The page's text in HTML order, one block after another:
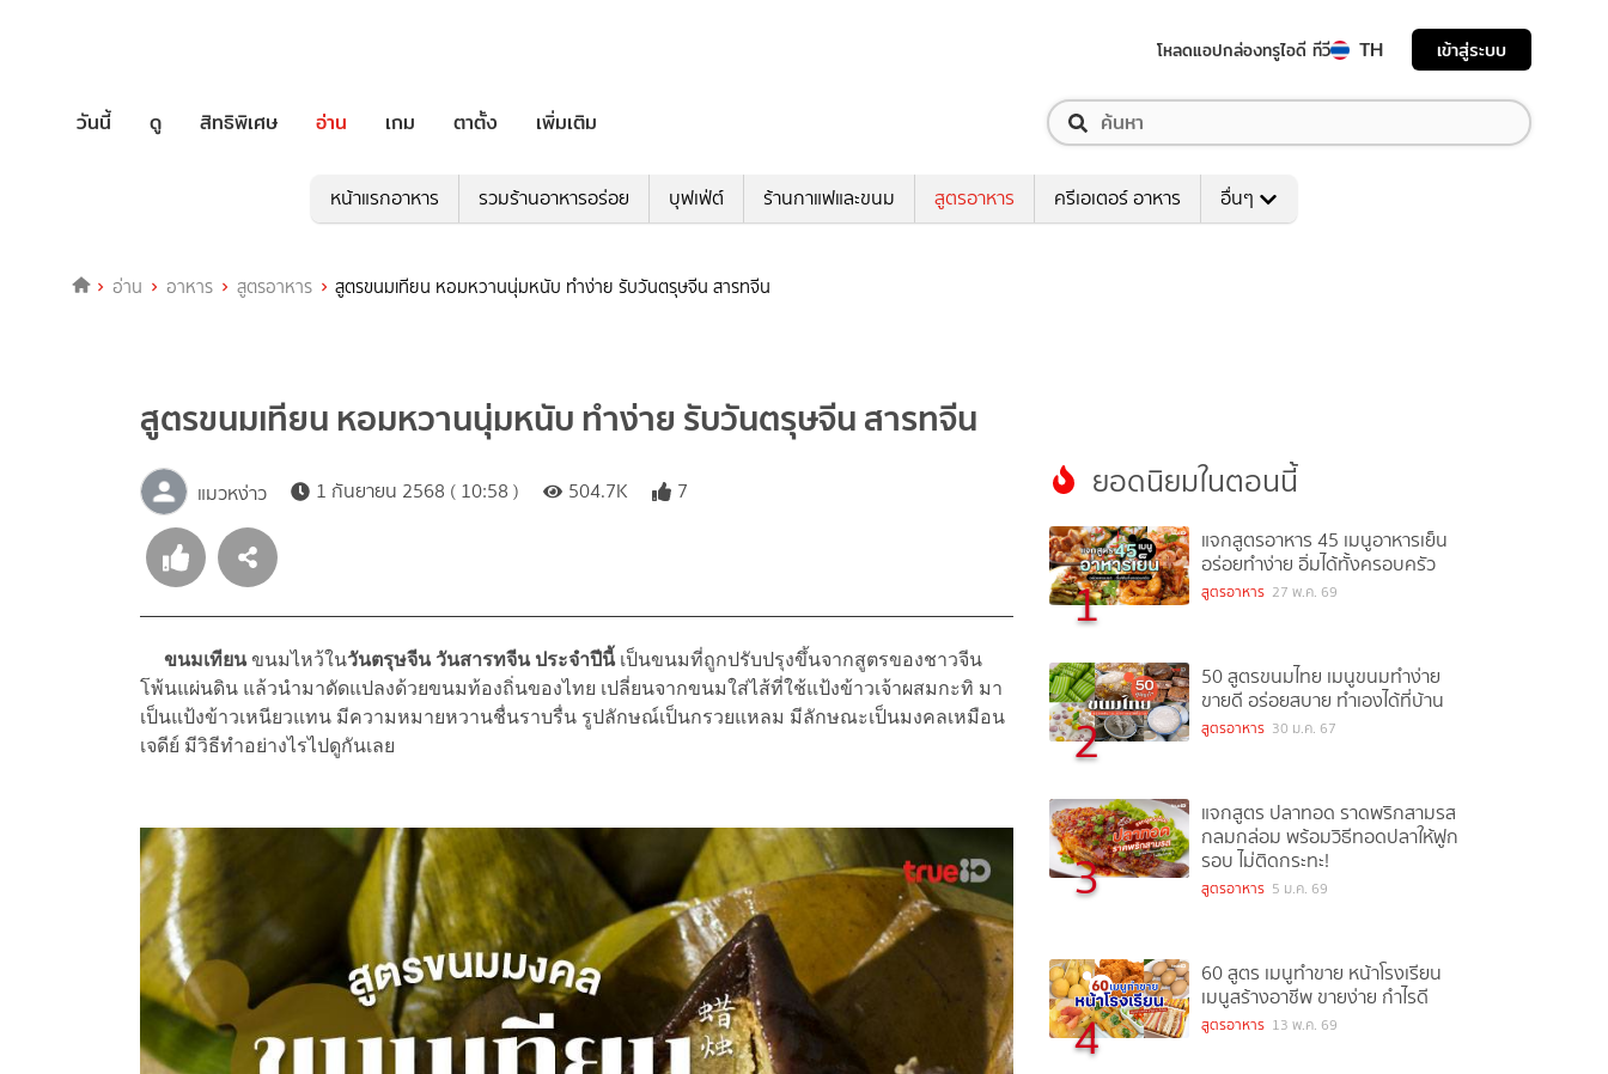
โหลดแอปกล่องทรูไอดี ทีวี TH เข้าสู่ระบบ
วันนี้ ดู สิทธิพิเศษ อ่าน เกม ตาตั้ง เพิ่มเติม
หน้าแรกอาหาร รวมร้านอาหารอร่อย บุฟเฟ่ต์ ร้านกาแฟและขนม สูตรอาหาร ครีเอเตอร์ อาหาร อื่นๆ
อ่าน อาหาร สูตรอาหาร สูตรขนมเทียน หอมหวานนุ่มหนับ ทำง่าย รับวันตรุษจีน สารทจีน
สูตรขนมเทียน หอมหวานนุ่มหนับ ทำง่าย รับวันตรุษจีน สารทจีน
แมวหง่าว 1 กันยายน 2568 ( 10:58 ) 504.7K 7
ขนมเทียนขนมไหว้ในวันตรุษจีน วันสารทจีน ประจำปีนี้เป็นขนมที่ถูกปรับปรุงขึ้นจากสูตรของชาวจีน
โพ้นแผ่นดิน แล้วนำมาดัดแปลงด้วยขนมท้องถิ่นของไทย เปลี่ยนจากขนมใส่ไส้ที่ใช้แป้งข้าวเจ้าผสมกะทิ มา
เป็นแป้งข้าวเหนียวแทน มีความหมายหวานชื่นราบรื่น รูปลักษณ์เป็นกรวยแหลม มีลักษณะเป็นมงคลเหมือน
เจดีย์ มีวิธีทำอย่างไรไปดูกันเลย
ยอดนิยมในตอนนี้
1
แจกสูตรอาหาร 45 เมนูอาหารเย็น
อร่อยทำง่าย อิ่มได้ทั้งครอบครัว
สูตรอาหาร 27 พ.ค. 69
2
50 สูตรขนมไทย เมนูขนมทำง่าย
ขายดี อร่อยสบาย ทำเองได้ที่บ้าน
สูตรอาหาร 30 ม.ค. 67
3
แจกสูตร ปลาทอด ราดพริกสามรส
กลมกล่อม พร้อมวิธีทอดปลาให้ฟูก
รอบ ไม่ติดกระทะ!
สูตรอาหาร 5 ม.ค. 69
4
60 สูตร เมนูทำขาย หน้าโรงเรียน
เมนูสร้างอาชีพ ขายง่าย กำไรดี
สูตรอาหาร 13 พ.ค. 69